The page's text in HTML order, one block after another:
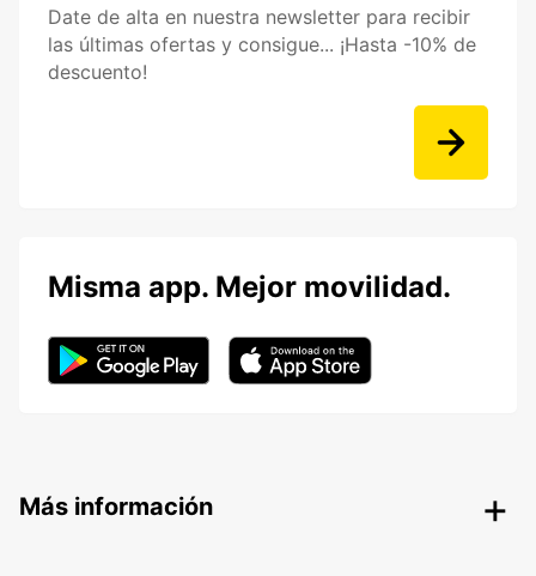
Date de alta en nuestra newsletter para recibir
las últimas ofertas y consigue... ¡Hasta -10% de
descuento!
Misma app. Mejor movilidad.
Más información